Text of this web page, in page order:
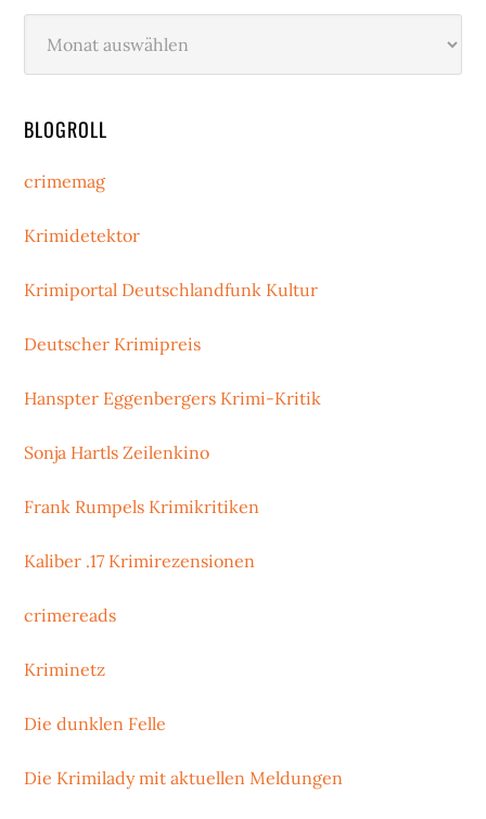
BLOGROLL
crimemag
Krimidetektor
Krimiportal Deutschlandfunk Kultur
Deutscher Krimipreis
Hanspter Eggenbergers Krimi-Kritik
Sonja Hartls Zeilenkino
Frank Rumpels Krimikritiken
Kaliber .17 Krimirezensionen
crimereads
Kriminetz
Die dunklen Felle
Die Krimilady mit aktuellen Meldungen